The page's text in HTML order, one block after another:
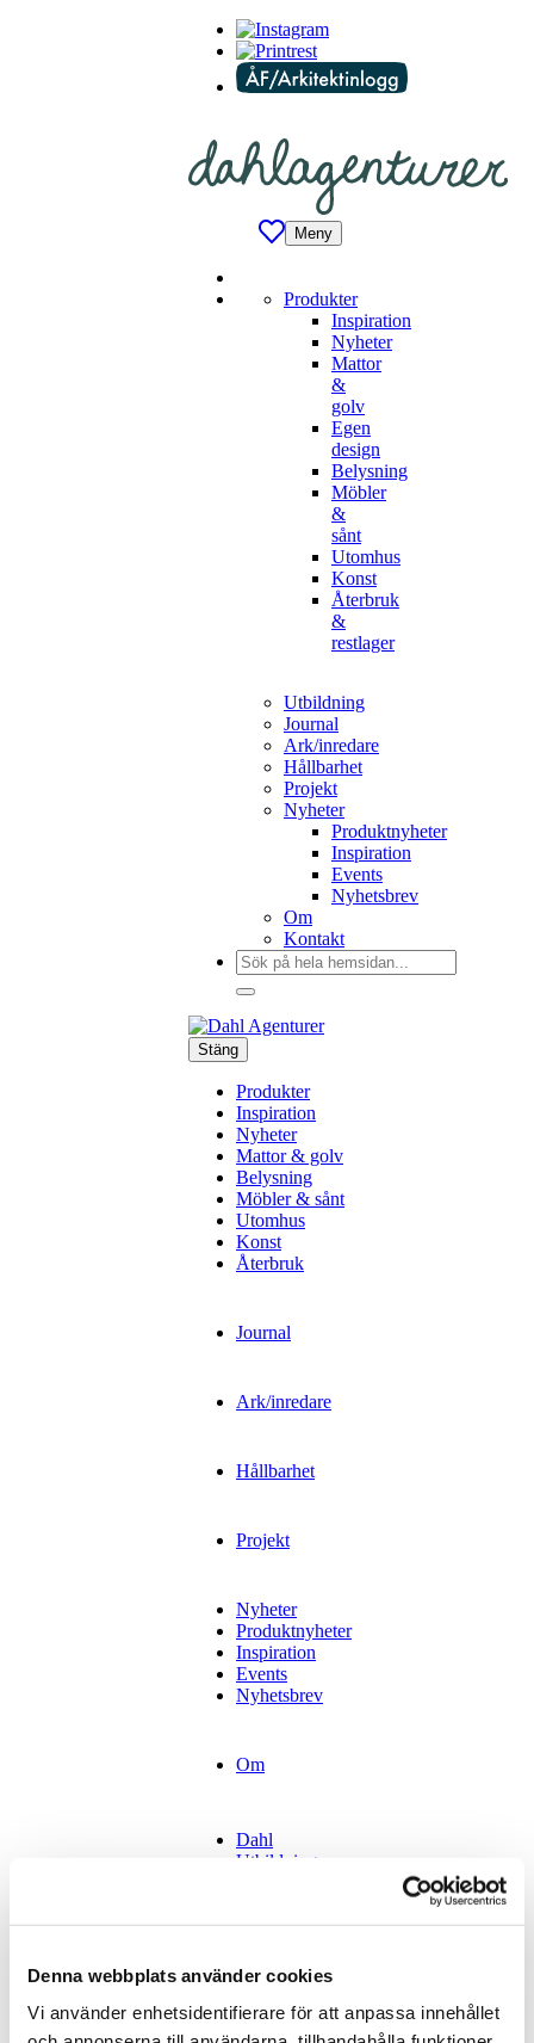
Denna webbplats använder cookies
Vi använder enhetsidentifierare för att anpassa innehållet
Meny
Produkter
Inspiration
Nyheter
Mattor
&
golv
Egen
design
Belysning
Möbler
&
sånt
Utomhus
Konst
Återbruk
&
restlager
Utbildning
Journal
Ark/inredare
Hållbarhet
Projekt
Nyheter
Produktnyheter
Inspiration
Events
Nyhetsbrev
Om
Kontakt
Sök
efter:
Stäng
Produkter
Inspiration
Nyheter
Mattor & golv
Belysning
Möbler & sånt
Utomhus
Konst
Återbruk
Journal
Ark/inredare
Hållbarhet
Projekt
Nyheter
Produktnyheter
Inspiration
Events
Nyhetsbrev
Om
Dahl
Utbildning
Tidsbokning
Tidsbokning
Göteborg